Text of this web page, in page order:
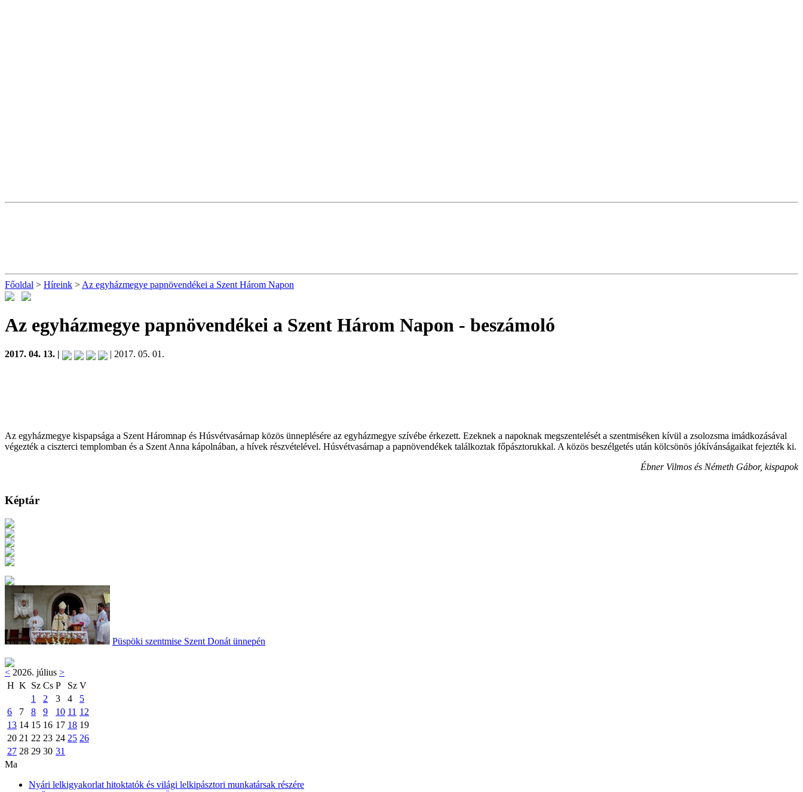
Főoldal > Híreink > Az egyházmegye papnövendékei a Szent Három Napon
Az egyházmegye papnövendékei a Szent Három Napon - beszámoló
2017. 04. 13. | | 2017. 05. 01.
Az egyházmegye kispapsága a Szent Háromnap és Húsvétvasárnap közös ünneplésére az egyházmegye szívébe érkezett. Ezeknek a napoknak megszentelését a szentmiséken kívül a zsolozsma imádkozásával
végezték a ciszterci templomban és a Szent Anna kápolnában, a hívek részvételével. Húsvétvasárnap a papnövendékek találkoztak főpásztorukkal. A közös beszélgetés után kölcsönös jókívánságaikat fejezték ki.
Ébner Vilmos és Németh Gábor, kispapok
Képtár
Püspöki szentmise Szent Donát ünnepén
< 2026. július >
H K Sz Cs P Sz V
1
2 3 4
5
6
7 8 9 10 11 12
13 14 15 16 17 18 19
20 21 22 23 24 25 26
27 28 29 30 31
Ma
Nyári lelkigyakorlat hitoktatók és világi lelkipásztori munkatársak részére